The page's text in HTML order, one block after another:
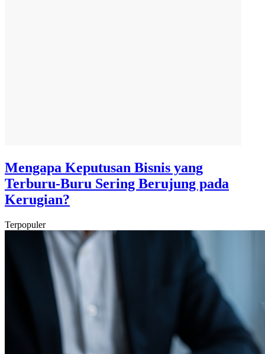
Mengapa Keputusan Bisnis yang
Terburu-Buru Sering Berujung pada
Kerugian?
Terpopuler